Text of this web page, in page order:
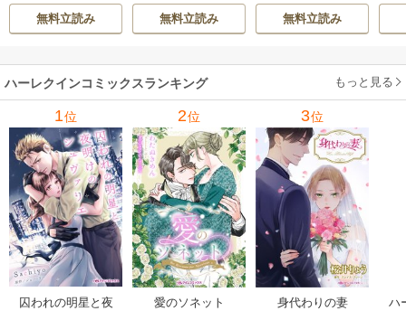
6年 vol.1064 1巻
橘花夜 / メアリ
ー･ライアンズ
ーガン/星合操/ア
ン･ウィール/ 津寺
里可子
無料立読み
6年 vol.1002 1巻
野正美/
ヘレン･ブ
ルックス/のわきね
ウェイ/一重夕子
無料立読み
6年 vol.1063 1巻
おおつきちずる
レベッカ･ヨーク
ーディ/海野みつる
サラ･ウッド/流
水凛子
無料立読み
ザ
ハーレクインコミックスランキング もっと見る
1位
囚われの明星と夜
2位
愛のソネット
3位
身代わりの妻
ハ